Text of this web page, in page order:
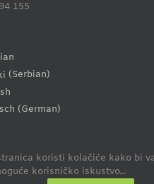
155
(Serbian)
(German)
koristi kolačiće kako bi
korisničko iskustvo...